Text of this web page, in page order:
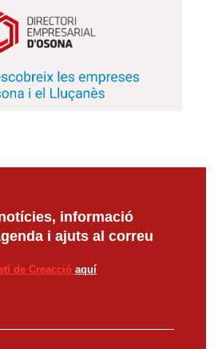
informació
i ajuts al correu
de Creacció aquí